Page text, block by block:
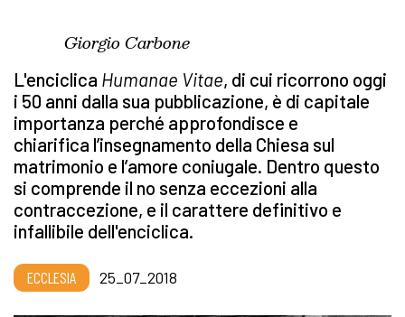
Giorgio Carbone
L'enciclica Humanae Vitae, di cui ricorrono oggi
i 50 anni dalla sua pubblicazione, è di capitale
importanza perché approfondisce e
chiarifica l’insegnamento della Chiesa sul
matrimonio e l’amore coniugale. Dentro questo
si comprende il no senza eccezioni alla
contraccezione, e il carattere definitivo e
infallibile dell'enciclica.
ECCLESIA 25_07_2018